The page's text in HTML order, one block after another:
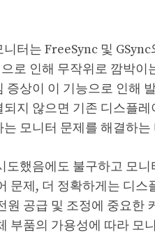
터는 FreeSync 및
로 인해 무작위로 깜박
증상이 이 기능으로 인해
지 않으면 기존 디스플
모니터 문제를 해결하
도했음에도 불구하고 모
문제, 더 정확하게는 디
원 공급 및 조정에 중요한
부품의 가용성에 따라 모